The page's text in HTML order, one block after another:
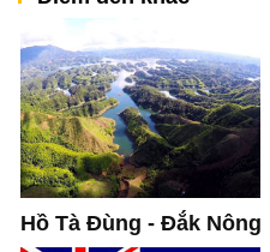
Hồ Tà Đùng - Đắk Nông